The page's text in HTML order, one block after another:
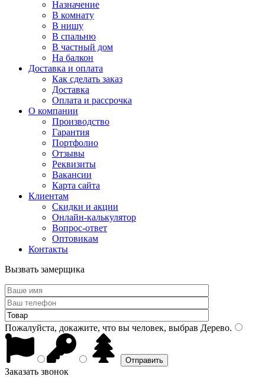
Назначение
В комнату
В нишу
В спальню
В частный дом
На балкон
Доставка и оплата
Как сделать заказ
Доставка
Оплата и рассрочка
О компании
Производство
Гарантия
Портфолио
Отзывы
Реквизиты
Вакансии
Карта сайта
Клиентам
Скидки и акции
Онлайн-калькулятор
Вопрос-ответ
Оптовикам
Контакты
Вызвать замерщика
Пожалуйста, докажите, что вы человек, выбрав Дерево.
Заказать звонок